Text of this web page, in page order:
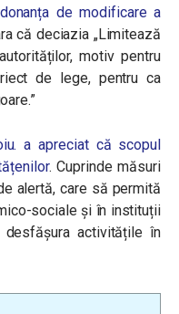
de modificare a
că deciazia „Limitează
motiv pentru
de lege, pentru ca
a apreciat că scopul
. Cuprinde măsuri
alertă, care să permită
sociale și în instituții
activitățile în